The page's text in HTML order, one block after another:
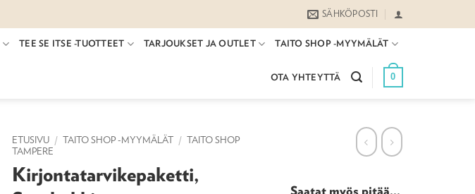
SÄHKÖPOSTI
TEE SE ITSE -TUOTTEET TARJOUKSET JA OUTLET TAITO SHOP -MYYMÄLÄT
OTA YHTEYTTÄ 0
ETUSIVU / TAITO SHOP -MYYMÄLÄT / TAITO SHOP
TAMPERE
Kirjontatarvikepaketti,
Saatat myös pitää...